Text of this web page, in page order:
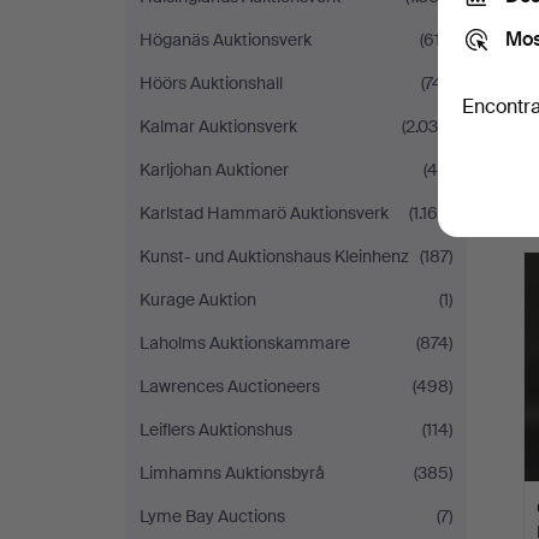
Höganäs Auktionsverk
(617)
Höörs Auktionshall
(741)
Kalmar Auktionsverk
(2.036)
Karljohan Auktioner
(46)
Karlstad Hammarö Auktionsverk
(1.169)
Kunst- und Auktionshaus Kleinhenz (187)
Kurage Auktion
(1)
Laholms Auktionskammare
(874)
Lawrences Auctioneers
(498)
Leiflers Auktionshus
(114)
Limhamns Auktionsbyrå
(385)
Lyme Bay Auctions
(7)